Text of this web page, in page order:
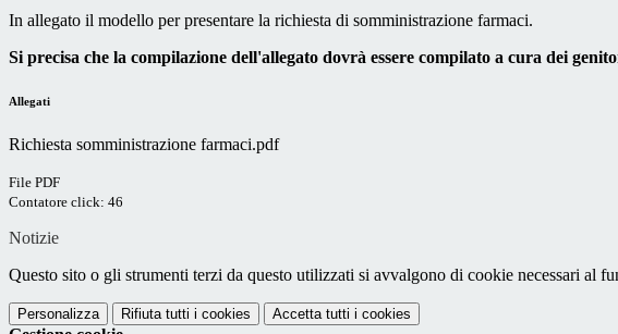
In allegato il modello per presentare la richiesta di somministrazione farmaci.
Si precisa che la compilazione dell'allegato dovrà essere compilato a cura dei
Allegati
Richiesta somministrazione farmaci.pdf
File PDF
Contatore click: 46
Notizie
Questo sito o gli strumenti terzi da questo utilizzati si avvalgono di cookie necessari al
Personalizza Rifiuta tutti i cookies Accetta tutti i cookies